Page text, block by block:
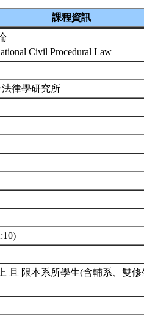
課程資訊
Civil Procedural Law
律學研究所
且 限本系所學生(含輔系、雙修